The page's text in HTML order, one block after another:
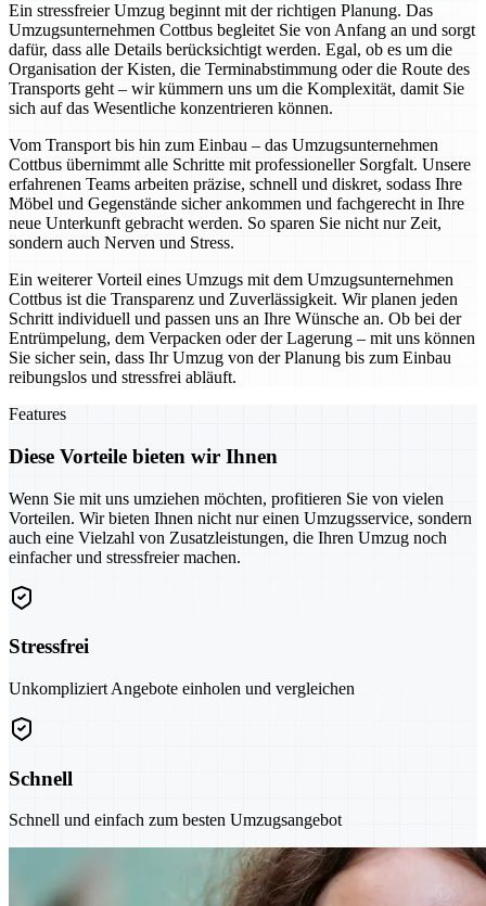
Ein stressfreier Umzug beginnt mit der richtigen Planung. Das
Umzugsunternehmen Cottbus begleitet Sie von Anfang an und sorgt
dafür, dass alle Details berücksichtigt werden. Egal, ob es um die
Organisation der Kisten, die Terminabstimmung oder die Route des
Transports geht – wir kümmern uns um die Komplexität, damit Sie
sich auf das Wesentliche konzentrieren können.
Vom Transport bis hin zum Einbau – das Umzugsunternehmen
Cottbus übernimmt alle Schritte mit professioneller Sorgfalt. Unsere
erfahrenen Teams arbeiten präzise, schnell und diskret, sodass Ihre
Möbel und Gegenstände sicher ankommen und fachgerecht in Ihre
neue Unterkunft gebracht werden. So sparen Sie nicht nur Zeit,
sondern auch Nerven und Stress.
Ein weiterer Vorteil eines Umzugs mit dem Umzugsunternehmen
Cottbus ist die Transparenz und Zuverlässigkeit. Wir planen jeden
Schritt individuell und passen uns an Ihre Wünsche an. Ob bei der
Entrümpelung, dem Verpacken oder der Lagerung – mit uns können
Sie sicher sein, dass Ihr Umzug von der Planung bis zum Einbau
reibungslos und stressfrei abläuft.
Features
Diese Vorteile bieten wir Ihnen
Wenn Sie mit uns umziehen möchten, profitieren Sie von vielen
Vorteilen. Wir bieten Ihnen nicht nur einen Umzugsservice, sondern
auch eine Vielzahl von Zusatzleistungen, die Ihren Umzug noch
einfacher und stressfreier machen.
Stressfrei
Unkompliziert Angebote einholen und vergleichen
Schnell
Schnell und einfach zum besten Umzugsangebot